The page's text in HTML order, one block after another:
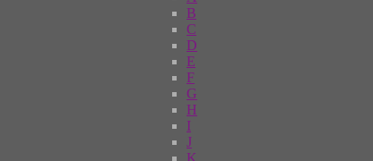
B
C
D
E
F
G
H
I
J
K